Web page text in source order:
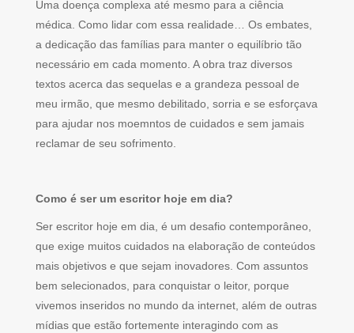
Uma doença complexa até mesmo para a ciência
médica. Como lidar com essa realidade… Os embates,
a dedicação das famílias para manter o equilíbrio tão
necessário em cada momento. A obra traz diversos
textos acerca das sequelas e a grandeza pessoal de
meu irmão, que mesmo debilitado, sorria e se esforçava
para ajudar nos moemntos de cuidados e sem jamais
reclamar de seu sofrimento.
Como é ser um escritor hoje em dia?
Ser escritor hoje em dia, é um desafio contemporâneo,
que exige muitos cuidados na elaboração de conteúdos
mais objetivos e que sejam inovadores. Com assuntos
bem selecionados, para conquistar o leitor, porque
vivemos inseridos no mundo da internet, além de outras
mídias que estão fortemente interagindo com as